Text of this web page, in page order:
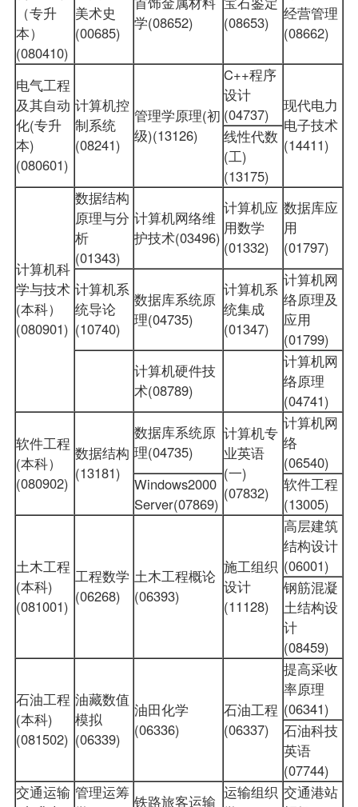
（专升
本）
(080410)
美术史
(00685)
学(08652)
(08653)
经营管理
(08662)
电气工程
及其自动
化(专升
本)
(080601)
计算机控
制系统
(08241)
管理学原理(初
级)(13126)
C++程序
设计
(04737)
现代电力
电子技术
(14411)
线性代数
(工)
(13175)
计算机科
学与技术
(本科）
(080901)
数据结构
原理与分
析
(01343)
计算机网络维
护技术(03496)
计算机应
用数学
(01332)
数据库应
用
(01797)
计算机系
统导论
(10740)
数据库系统原
理(04735)
计算机系
统集成
(01347)
计算机网
络原理及
应用
(01799)
计算机硬件技
术(08789)
计算机网
络原理
(04741)
软件工程
(本科）
(080902)
数据结构
(13181)
数据库系统原
理(04735)
计算机专
业英语
(一)
(07832)
计算机网
络
(06540)
Windows2000
Server(07869)
软件工程
(13005)
土木工程
(本科)
(081001)
工程数学
(06268)
土木工程概论
(06393)
施工组织
设计
(11128)
高层建筑
结构设计
(06001)
钢筋混凝
土结构设
计
(08459)
石油工程
(本科)
(081502)
油藏数值
模拟
(06339)
油田化学
(06336)
石油工程
(06337)
提高采收
率原理
(06341)
石油科技
英语
(07744)
交通运输 管理运筹 铁路旅客运输 运输组织 交通港站